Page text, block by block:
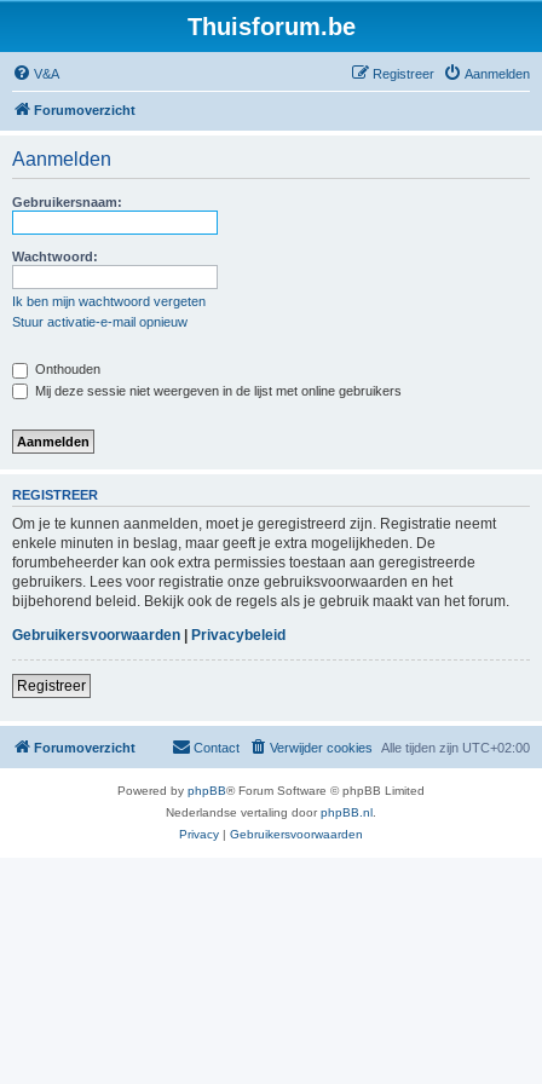
Thuisforum.be
V&A Aanmelden
Registreer
Forumoverzicht
Aanmelden
Gebruikersnaam:
Wachtwoord:
Ik ben mijn wachtwoord vergeten
Stuur activatie-e-mail opnieuw
Onthouden
Mij deze sessie niet weergeven in de lijst met online gebruikers
REGISTREER
Om je te kunnen aanmelden, moet je geregistreerd zijn. Registratie neemt
enkele minuten in beslag, maar geeft je extra mogelijkheden. De
forumbeheerder kan ook extra permissies toestaan aan geregistreerde
gebruikers. Lees voor registratie onze gebruiksvoorwaarden en het
bijbehorend beleid. Bekijk ook de regels als je gebruik maakt van het forum.
Gebruikersvoorwaarden | Privacybeleid
Registreer
Forumoverzicht Alle tijden zijn UTC+02:00
Verwijder cookies
Contact
Powered by phpBB® Forum Software © phpBB Limited
Nederlandse vertaling doorphpBB.nl
Privacy | Gebruikersvoorwaarden